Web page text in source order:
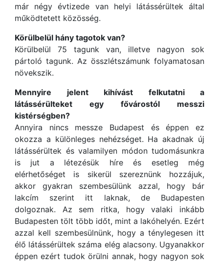
már négy évtizede van helyi látássérültek által
működtetett közösség.
Körülbelül hány tagotok van?
Körülbelül 75 tagunk van, illetve nagyon sok
pártoló tagunk. Az összlétszámunk folyamatosan
növekszik.
Mennyire jelent kihívást felkutatni a
látássérülteket egy fővárostól messzi
kistérségben?
Annyira nincs messze Budapest és éppen ez
okozza a különleges nehézséget. Ha akadnak új
látássérültek és valamilyen módon tudomásunkra
is jut a létezésük híre és esetleg még
elérhetőséget is sikerül szereznünk hozzájuk,
akkor gyakran szembesülünk azzal, hogy bár
lakcím szerint itt laknak, de Budapesten
dolgoznak. Az sem ritka, hogy valaki inkább
Budapesten tölt több időt, mint a lakóhelyén. Ezért
azzal kell szembesülnünk, hogy a ténylegesen itt
élő látássérültek száma elég alacsony. Ugyanakkor
éppen ezért tudok örülni annak, hogy nagyon sok